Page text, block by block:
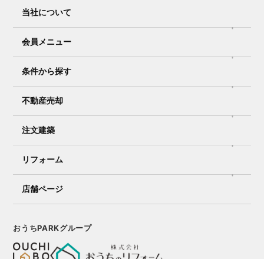
当社について
会員メニュー
条件から探す
不動産売却
注文建築
リフォーム
店舗ページ
おうちPARKグループ